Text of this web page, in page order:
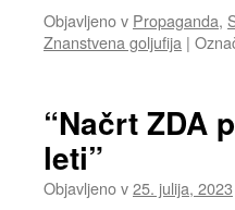
Objavljeno v Propaganda,
Znanstvena goljufija |
“Načrt ZDA
leti”
Objavljeno v25. julija, 2023